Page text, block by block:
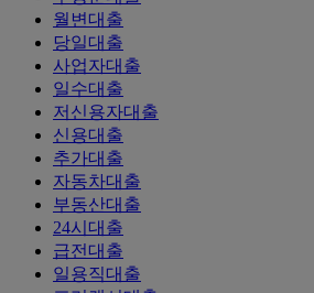
월변대출
당일대출
사업자대출
일수대출
저신용자대출
신용대출
추가대출
자동차대출
부동산대출
24시대출
급전대출
일용직대출